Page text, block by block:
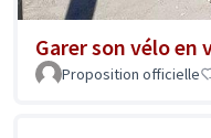
Garer son vélo en
Proposition officielle